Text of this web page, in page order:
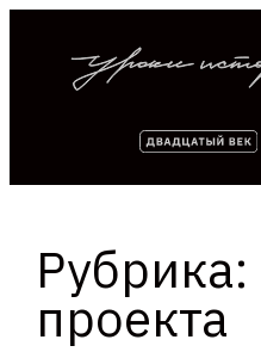
содержимому
Рубрика:
проекта